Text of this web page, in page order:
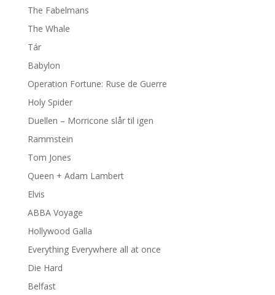
The Fabelmans
The Whale
Tár
Babylon
Operation Fortune: Ruse de Guerre
Holy Spider
Duellen – Morricone slår til igen
Rammstein
Tom Jones
Queen + Adam Lambert
Elvis
ABBA Voyage
Hollywood Galla
Everything Everywhere all at once
Die Hard
Belfast